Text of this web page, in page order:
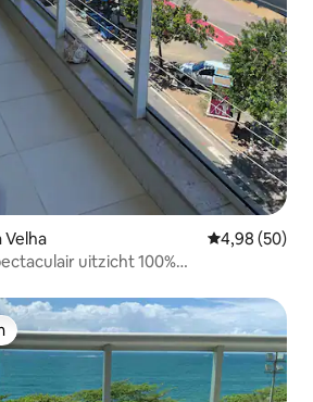
Gemiddelde
4,98 (50)
uitzicht 100%